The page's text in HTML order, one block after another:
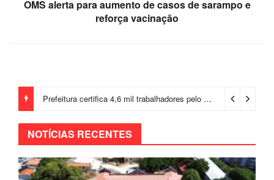
OMS alerta para aumento de casos de sarampo e
reforça vacinação
Prefeitura certifica 4,6 mil trabalhadores pelo programa Treinar para Empregar e realiza Feirão de Empregabilidade
NOTÍCIAS RECENTES